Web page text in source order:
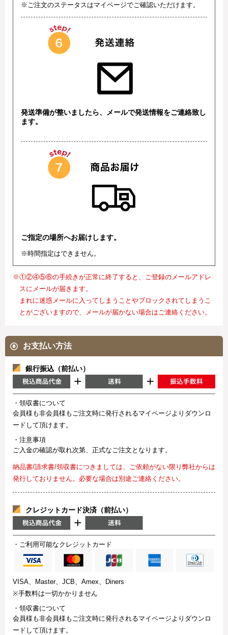
※ご注文のステータスはマイページでご確認いただけます。
発送準備が整いましたら、メールで発送情報をご連絡致し
ます。
ご指定の場所へお届けします。
※時間指定はできません。
※①②④⑤⑥の手続きが正常に終了すると、ご登録のメールアドレ
スにメールが届きます。
まれに迷惑メールに入ってしまうことやブロックされてしまうこ
とがございますので、メールが届かない場合はご連絡ください。
お支払い方法
銀行振込（前払い）
・領収書について
会員様も非会員様もご注文時に発行されるマイページよりダウンロ
ードして頂けます。
・注意事項
ご入金の確認が取れ次第、正式なご注文となります。
納品書/請求書/領収書につきましては、ご依頼がない限り弊社からは
発行しておりません。必要な場合は別途ご連絡ください。
クレジットカード決済（前払い）
・ご利用可能なクレジットカード
VISA、Master、JCB、Amex、Diners
※手数料は一切かかりません
・領収書について
会員様も非会員様もご注文時に発行されるマイページよりダウンロ
ードして頂けます。